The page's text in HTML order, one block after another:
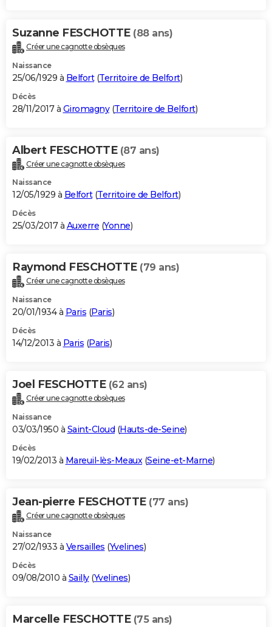
Suzanne FESCHOTTE (88 ans)
Créer une cagnotte obsèques
Naissance
25/06/1929 à Belfort(Territoire de Belfort)
Décès
28/11/2017 à Giromagny(Territoire de Belfort)
Albert FESCHOTTE (87 ans)
Créer une cagnotte obsèques
Naissance
12/05/1929 à Belfort(Territoire de Belfort)
Décès
25/03/2017 à Auxerre (Yonne)
Raymond FESCHOTTE (79 ans)
Créer une cagnotte obsèques
Naissance
20/01/1934 à Paris (Paris)
Décès
14/12/2013 à Paris (Paris)
Joel FESCHOTTE (62 ans)
Créer une cagnotte obsèques
Naissance
03/03/1950 à Saint-Cloud (Hauts-de-Seine)
Décès
19/02/2013 à Mareuil-lès-Meaux(Seine-et-Marne)
Jean-pierre FESCHOTTE (77 ans)
Créer une cagnotte obsèques
Naissance
27/02/1933 à Versailles (Yvelines)
Décès
09/08/2010 à Sailly(Yvelines)
Marcelle FESCHOTTE (75 ans)